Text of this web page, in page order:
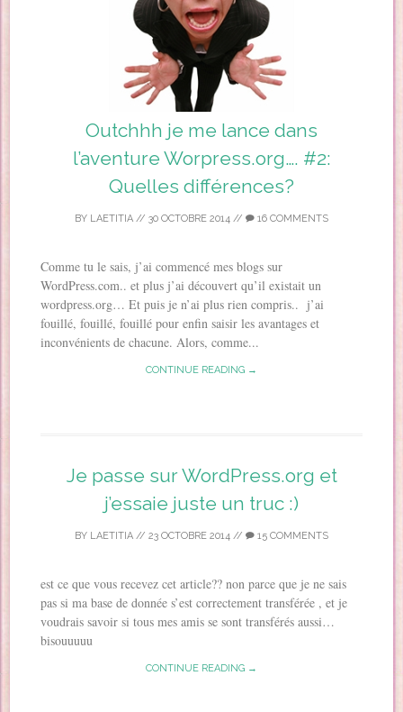
Outchhh je me lance dans
l’aventure Worpress.org…. #2:
Quelles différences?
BY LAETITIA // 30 OCTOBRE 2014 // 16 COMMENTS
Comme tu le sais, j’ai commencé mes blogs sur
WordPress.com.. et plus j’ai découvert qu’il existait un
wordpress.org… Et puis je n’ai plus rien compris.. j’ai
fouillé, fouillé, fouillé pour enfin saisir les avantages et
inconvénients de chacune. Alors, comme...
CONTINUE READING →
Je passe sur WordPress.org et
j’essaie juste un truc :)
BY LAETITIA // 23 OCTOBRE 2014 // 15 COMMENTS
est ce que vous recevez cet article?? non parce que je ne sais
pas si ma base de donnée s’est correctement transférée , et je
voudrais savoir si tous mes amis se sont transférés aussi…
bisouuuuu
CONTINUE READING →